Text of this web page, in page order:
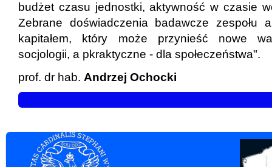
budżet czasu jednostki, aktywność w czasie
Zebrane doświadczenia badawcze zespołu
kapitałem, który może przynieść nowe
socjologii, a pkraktyczne - dla społeczeństwa".
prof. dr hab. Andrzej Ochocki